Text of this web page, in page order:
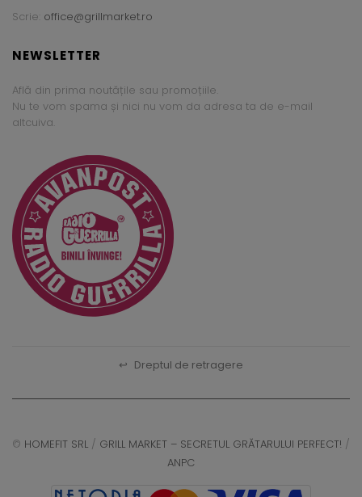
Scrie: office@grillmarket.ro
NEWSLETTER
Află din prima noutățile sau promoțiile.
Nu te vom spama și nici nu vom da adresa ta de e-mail
altcuiva.
↩ Dreptul de retragere
© HOMEFIT SRL / GRILL MARKET – SECRETUL GRĂTARULUI PERFECT! /
ANPC